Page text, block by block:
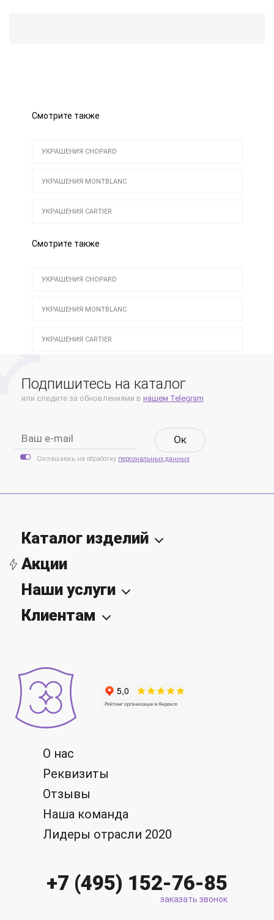
Смотрите также
УКРАШЕНИЯ CHOPARD
УКРАШЕНИЯ MONTBLANC
УКРАШЕНИЯ CARTIER
Смотрите также
УКРАШЕНИЯ CHOPARD
УКРАШЕНИЯ MONTBLANC
УКРАШЕНИЯ CARTIER
Подпишитесь на каталог
или следите за обновлениями в нашем Telegram
Oк
Соглашаюсь на обработку персональных данных
О нас
Реквизиты
Отзывы
Наша команда
Лидеры отрасли 2020
+7 (495) 152-76-85
заказать звонок
Каталог изделий
Акции
Наши услуги
Клиентам